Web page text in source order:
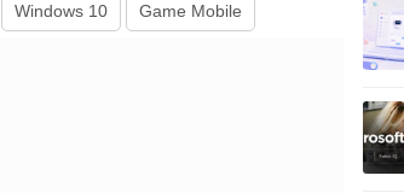
Windows 10 Game Mobile